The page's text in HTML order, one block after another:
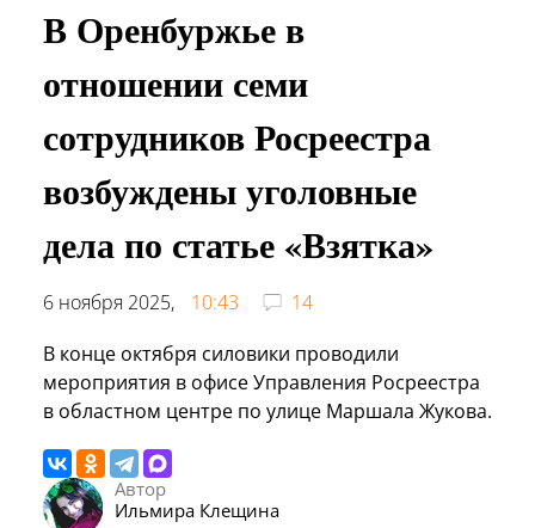
В Оренбуржье в
отношении семи
сотрудников Росреестра
возбуждены уголовные
дела по статье «Взятка»
6 ноября 2025, 10:43
14
В конце октября силовики проводили
мероприятия в офисе Управления Росреестра
в областном центре по улице Маршала Жукова.
Автор
Ильмира Клещина